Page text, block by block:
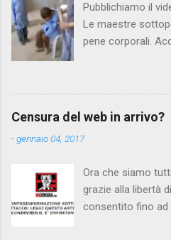
Pubblichiamo il
Le maestre
pene corporali.
Canale 5
interpellando
per fare luce sulla
scuola. LEGGI IL
nocensura.com
Censura del web in arrivo?
-gennaio 04, 2017
Ora che siamo
grazie alla libertà
consentito fino ad